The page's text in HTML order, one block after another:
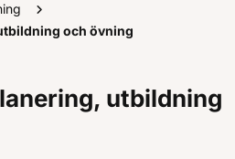
och övning
utbildning